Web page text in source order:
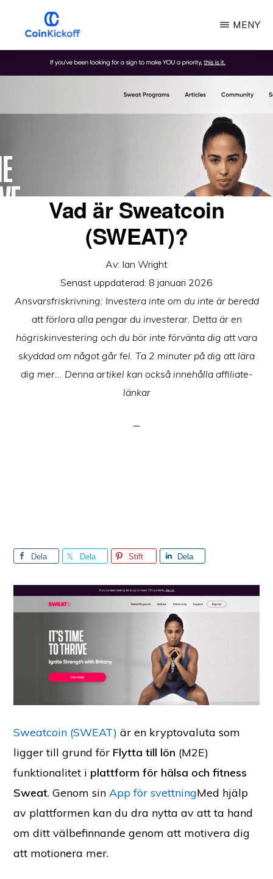
huvudinnehåll
MYNTSTART
MENY
Vad är Sweatcoin
(SWEAT)?
Av: Ian Wright
Senast uppdaterad: 8 januari 2026
Ansvarsfriskrivning: Investera inte om du inte är beredd
att förlora alla pengar du investerar. Detta är en
högriskinvestering och du bör inte förvänta dig att vara
skyddad om något går fel. Ta 2 minuter på dig att lära
dig mer... Denna artikel kan också innehålla affiliate-
länkar
Dela Dela Stift Dela
Sweatcoin (SWEAT) är en kryptovaluta som
ligger till grund för Flytta till lön (M2E)
funktionalitet i plattform för hälsa och fitness
Sweat. Genom sinApp för svettningMed hjälp
av plattformen kan du dra nytta av att ta hand
om ditt välbefinnande genom att motivera dig
att motionera mer.